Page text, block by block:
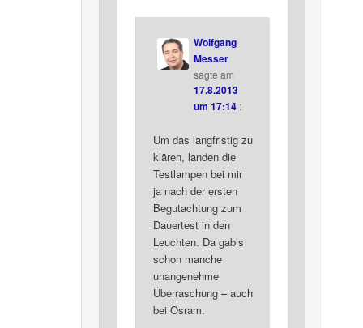
Wolfgang
Messer
sagte am
17.8.2013
um 17:14 :
Um das langfristig zu
klären, landen die
Testlampen bei mir
ja nach der ersten
Begutachtung zum
Dauertest in den
Leuchten. Da gab’s
schon manche
unangenehme
Überraschung – auch
bei Osram.